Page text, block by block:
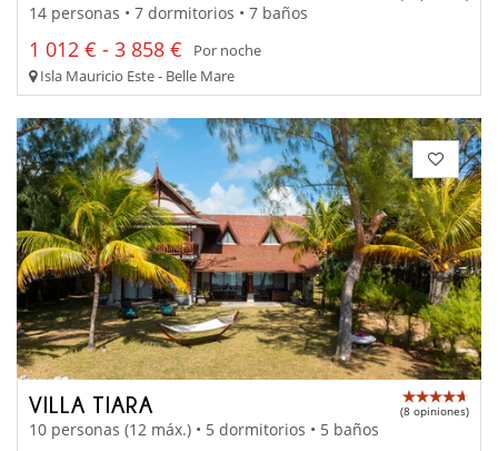
14 personas • 7 dormitorios • 7 baños
1 012 € - 3 858 €
Por noche
Isla Mauricio Este - Belle Mare
VILLA TIARA (8 opiniones)
10 personas (12 máx.) • 5 dormitorios • 5 baños